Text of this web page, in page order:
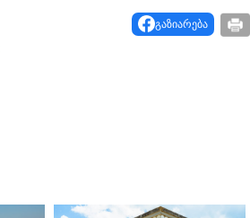
გაზიარება